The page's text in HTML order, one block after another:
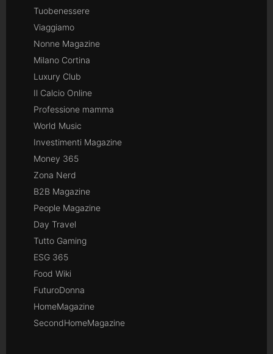
Tuobenessere
Viaggiamo
Nonne Magazine
Milano Cortina
Luxury Club
Il Calcio Online
Professione mamma
World Music
Investimenti Magazine
Money 365
Zona Nerd
B2B Magazine
People Magazine
Day Travel
Tutto Gaming
ESG 365
Food Wiki
FuturoDonna
HomeMagazine
SecondHomeMagazine